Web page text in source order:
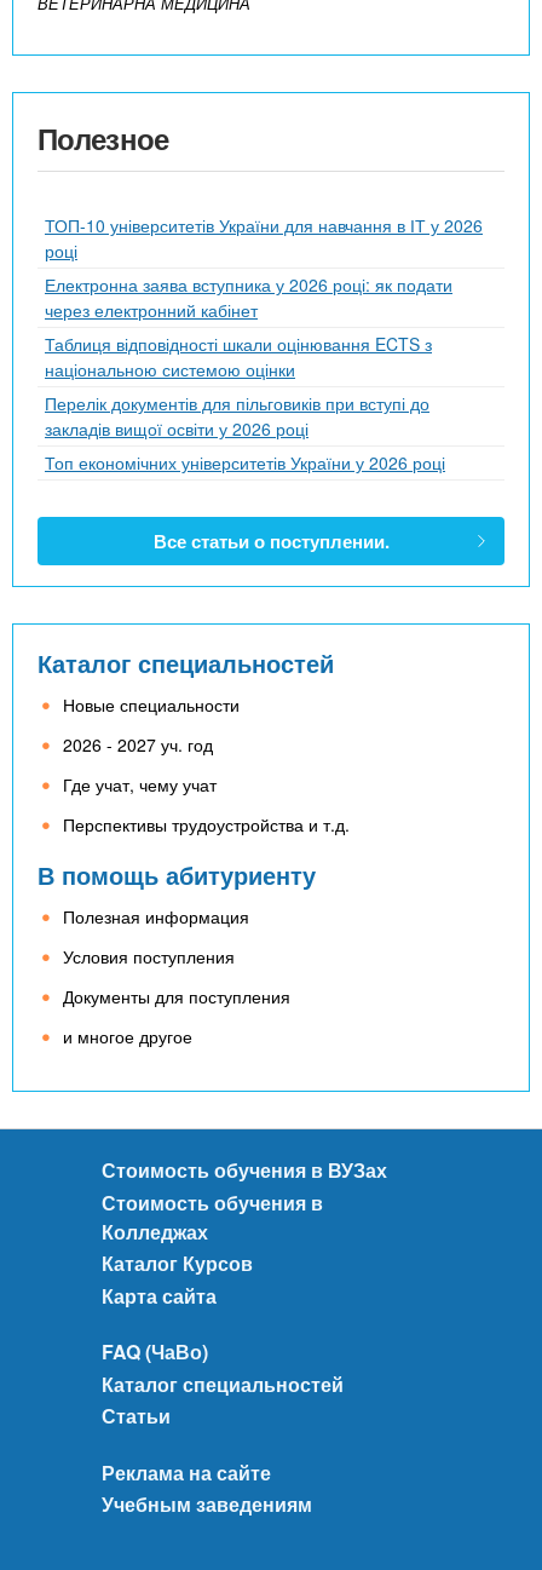
Полезное
ТОП-10 університетів України для навчання в ІТ у 2026
році
Електронна заява вступника у 2026 році: як подати
через електронний кабінет
Таблиця відповідності шкали оцінювання ECTS з
національною системою оцінки
Перелік документів для пільговиків при вступі до
закладів вищої освіти у 2026 році
Топ економічних університетів України у 2026 році
Все статьи о поступлении.
Каталог специальностей
Новые специальности
2026 - 2027 уч. год
Где учат, чему учат
Перспективы трудоустройства и т.д.
В помощь абитуриенту
Полезная информация
Условия поступления
Документы для поступления
и многое другое
Стоимость обучения в ВУЗах
Стоимость обучения в
Колледжах
Каталог Курсов
Карта сайта
FAQ (ЧаВо)
Каталог специальностей
Статьи
Реклама на сайте
Учебным заведениям